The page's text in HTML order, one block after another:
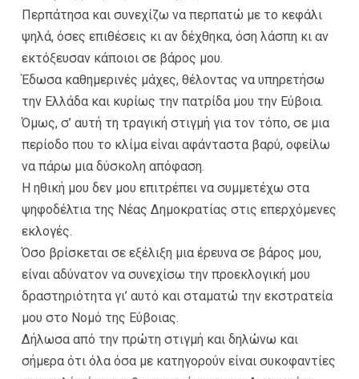
Περπάτησα και συνεχίζω να περπατώ με το κεφάλι
ψηλά, όσες επιθέσεις κι αν δέχθηκα, όση λάσπη κι αν
εκτόξευσαν κάποιοι σε βάρος μου.
Έδωσα καθημερινές μάχες, θέλοντας να υπηρετήσω
την Ελλάδα και κυρίως την πατρίδα μου την Εύβοια.
Όμως, σ’ αυτή τη τραγική στιγμή για τον τόπο, σε μια
περίοδο που το κλίμα είναι αφάνταστα βαρύ, οφείλω
να πάρω μια δύσκολη απόφαση.
Η ηθική μου δεν μου επιτρέπει να συμμετέχω στα
ψηφοδέλτια της Νέας Δημοκρατίας στις επερχόμενες
εκλογές.
Όσο βρίσκεται σε εξέλιξη μια έρευνα σε βάρος μου,
είναι αδύνατον να συνεχίσω την προεκλογική μου
δραστηριότητα γι’ αυτό και σταματώ την εκστρατεία
μου στο Νομό της Εύβοιας.
Δήλωσα από την πρώτη στιγμή και δηλώνω και
σήμερα ότι όλα όσα με κατηγορούν είναι συκοφαντίες